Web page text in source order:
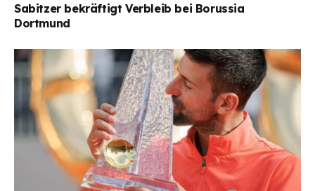
Sabitzer bekräftigt Verbleib bei Borussia
Dortmund